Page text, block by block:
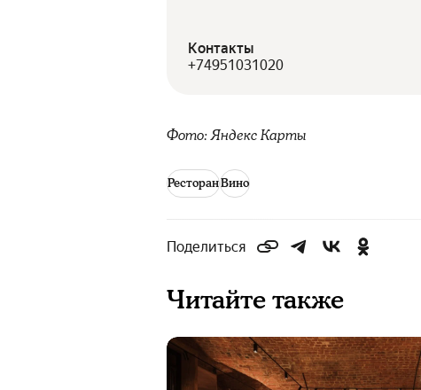
Контакты
+74951031020
Фото: Яндекс Карты
РесторанВино
Поделиться
Читайте также